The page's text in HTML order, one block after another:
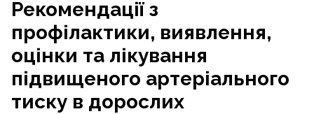
Рекомендації з
профілактики, виявлення,
оцінки та лікування
підвищеного артеріального
тиску в дорослих